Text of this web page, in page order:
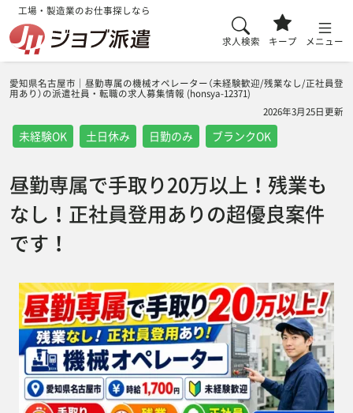
工場・製造業のお仕事探しなら
求人検索 キープ メニュー
愛知県名古屋市｜昼勤専属の機械オペレーター（未経験歓迎/残業なし/正社員登
用あり）の派遣社員・転職の求人募集情報 (honsya-12371)
2026年3月25日更新
未経験OK 土日休み 日勤のみ ブランクOK
昼勤専属で手取り20万以上！残業も
なし！正社員登用ありの超優良案件
です！